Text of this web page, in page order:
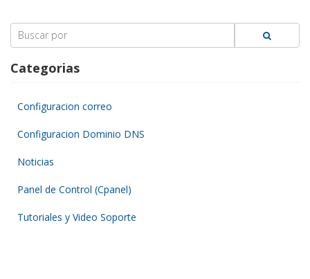
Search
for:
Categorias
Configuracion correo
Configuracion Dominio DNS
Noticias
Panel de Control (Cpanel)
Tutoriales y Video Soporte